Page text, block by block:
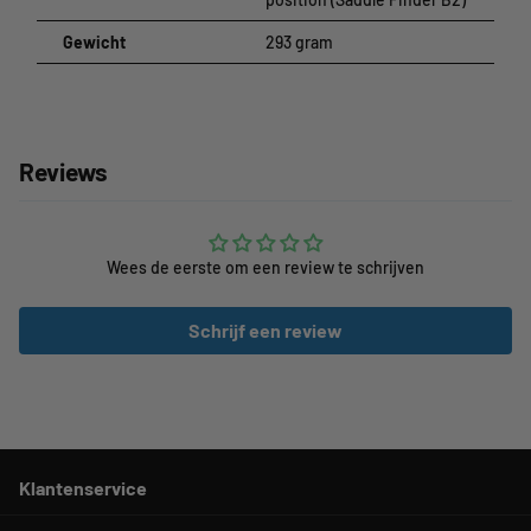
Gewicht 293 gram
Reviews
Wees de eerste om een review te schrijven
Schrijf een review
Klantenservice